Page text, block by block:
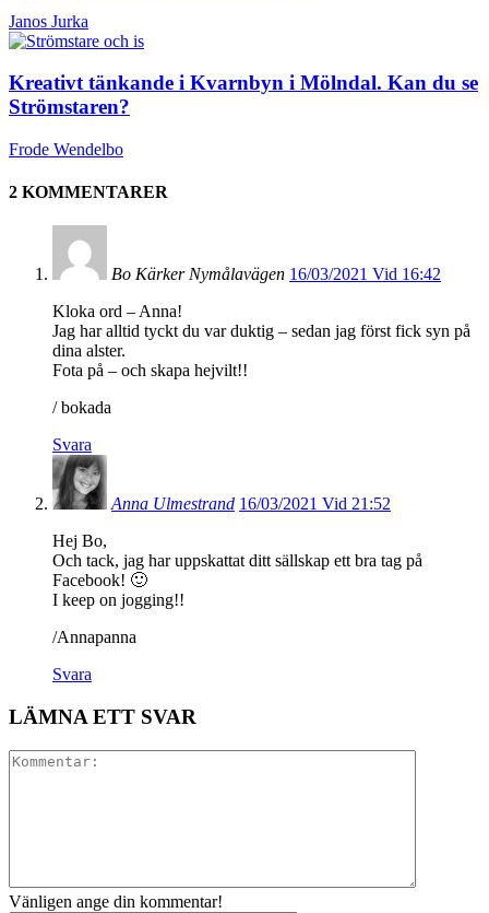
Janos Jurka
Kreativt tänkande i Kvarnbyn i Mölndal. Kan du se
Strömstaren?
Frode Wendelbo
2 KOMMENTARER
Bo Kärker Nymålavägen 16/03/2021 Vid 16:42
Kloka ord – Anna!
Jag har alltid tyckt du var duktig – sedan jag först fick syn på
dina alster.
Fota på – och skapa hejvilt!!
/ bokada
Svara
Anna Ulmestrand 16/03/2021 Vid 21:52
Hej Bo,
Och tack, jag har uppskattat ditt sällskap ett bra tag på
Facebook! 🙂
I keep on jogging!!
/Annapanna
Svara
LÄMNA ETT SVAR
Vänligen ange din kommentar!